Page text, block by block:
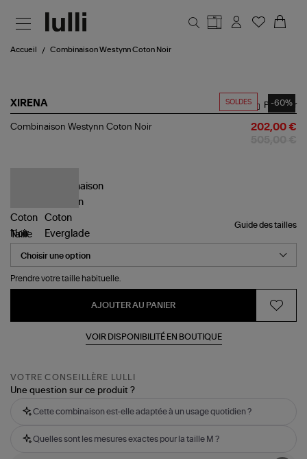
Accueil Combinaison Westynn Coton Noir
SOLDES -60%
XIRENA
Combinaison
Partager
Combinaison Westynn Coton Noir 202,00 €
Guide des tailles
Taille
Prendre votre taille habituelle.
AJOUTER AU PANIER
VOIR DISPONIBILITÉ EN BOUTIQUE
VOTRE CONSEILLÈRE LULLI
Une question sur ce produit ?
Cette combinaison est-elle adaptée à un usage quotidien ?
Quelles sont les mesures exactes pour la taille M ?